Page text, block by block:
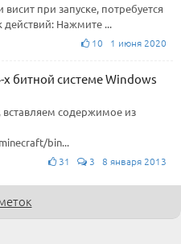
при запуске, потребуется
Нажмите ...
10 1 июня 2020
х битной системе Windows
вставляем содержимое из
bin...
31 3 8 января 2013